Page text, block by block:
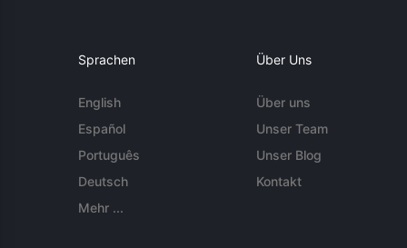
Sprachen
English
Español
Português
Deutsch
Mehr ...
Über Uns
Über uns
Unser Team
Unser Blog
Kontakt